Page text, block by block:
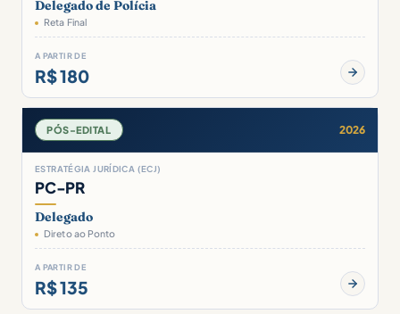
Delegado de Polícia
Reta Final
A PARTIR DE
R$ 180
PÓS-EDITAL 2026
ESTRATÉGIA JURÍDICA (ECJ)
PC-PR
Delegado
Direto ao Ponto
A PARTIR DE
R$ 135